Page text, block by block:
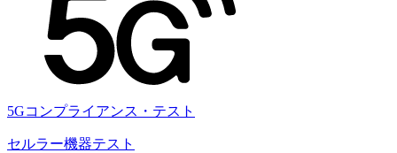
5Gコンプライアンス・テスト
セルラー機器テスト